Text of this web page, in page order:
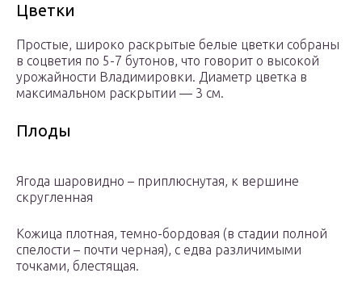
Цветки
Простые, широко раскрытые белые цветки собраны
в соцветия по 5-7 бутонов, что говорит о высокой
урожайности Владимировки. Диаметр цветка в
максимальном раскрытии — 3 см.
Плоды
Ягода шаровидно – приплюснутая, к вершине
скругленная
Кожица плотная, темно-бордовая (в стадии полной
спелости – почти черная), с едва различимыми
точками, блестящая.